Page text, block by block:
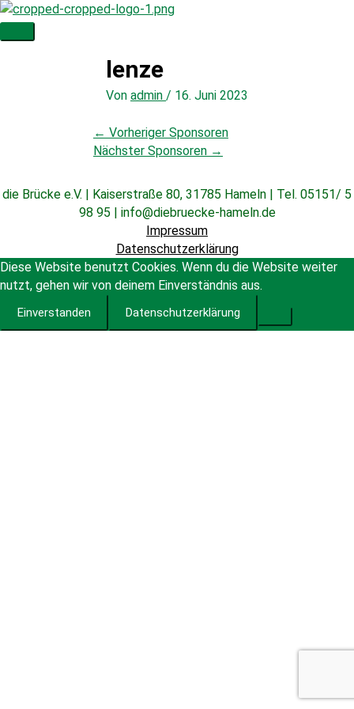
Zum
Inhalt
springen
Hauptmenü
lenze
Von admin / 16. Juni 2023
← Vorheriger Sponsoren
Nächster Sponsoren →
die Brücke e.V. | Kaiserstraße 80, 31785 Hameln | Tel. 05151/ 5
98 95 | info@diebruecke-hameln.de
Impressum
Datenschutzerklärung
Diese Website benutzt Cookies. Wenn du die Website weiter
nutzt, gehen wir von deinem Einverständnis aus.
Einverstanden Datenschutzerklärung